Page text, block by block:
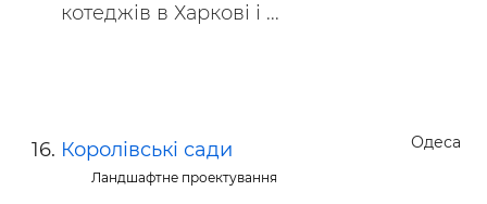
котеджів в Харкові і ...
Одеса
Королівські сади
Ландшафтне проектування